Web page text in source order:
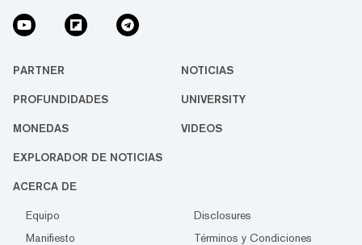
PARTNER NOTICIAS
PROFUNDIDADES UNIVERSITY
MONEDAS VIDEOS
EXPLORADOR DE NOTICIAS
ACERCA DE
Equipo
Disclosures
Manifiesto
Términos y Condiciones